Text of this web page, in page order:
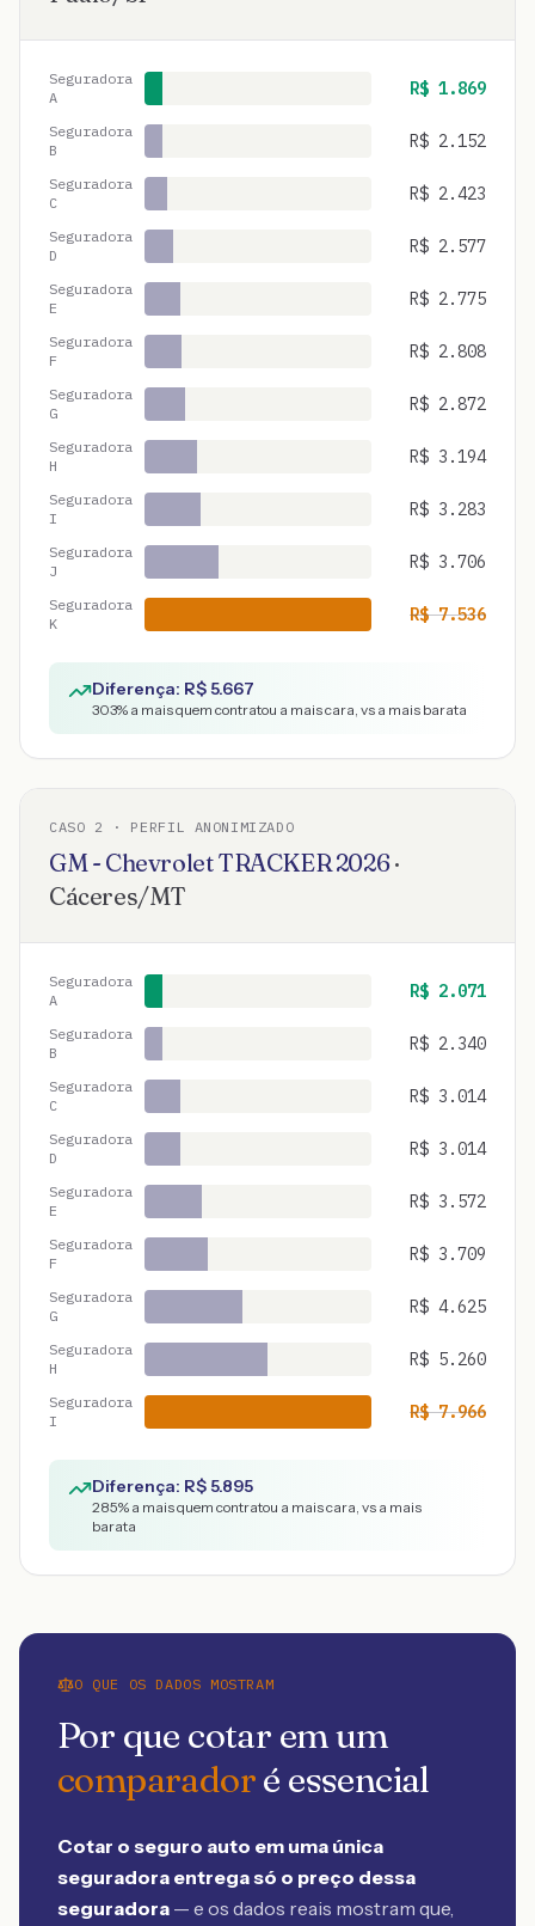
Seguradora
A
R$ 1.869
Seguradora
B
R$ 2.152
Seguradora
C
R$ 2.423
Seguradora
D
R$ 2.577
Seguradora
E
R$ 2.775
Seguradora
F
R$ 2.808
Seguradora
G
R$ 2.872
Seguradora
H
R$ 3.194
Seguradora
I
R$ 3.283
Seguradora
J
R$ 3.706
Seguradora
K
R$7.536
Diferença: R$5.667
303% a mais quem contratou a mais cara, vs a mais barata
CASO 2 · PERFIL ANONIMIZADO
GM - ChevroletTRACKER2026·
Cáceres/MT
Seguradora
A
R$ 2.071
Seguradora
B
R$ 2.340
Seguradora
C
R$ 3.014
Seguradora
D
R$ 3.014
Seguradora
E
R$ 3.572
Seguradora
F
R$ 3.709
Seguradora
G
R$ 4.625
Seguradora
H
R$ 5.260
Seguradora
I
R$7.966
Diferença: R$5.895
285% a mais quem contratou a mais cara, vs a mais
barata
O QUE OS DADOS MOSTRAM
Por que cotar em um
comparadoré essencial
Cotar o seguro auto em uma única
seguradora entrega só o preço dessa
seguradora — e os dados reais mostram que,